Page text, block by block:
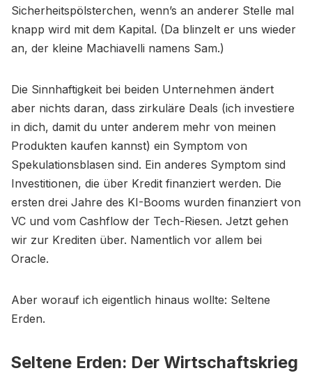
Sicherheitspölsterchen, wenn’s an anderer Stelle mal
knapp wird mit dem Kapital. (Da blinzelt er uns wieder
an, der kleine Machiavelli namens Sam.)
Die Sinnhaftigkeit bei beiden Unternehmen ändert
aber nichts daran, dass zirkuläre Deals (ich investiere
in dich, damit du unter anderem mehr von meinen
Produkten kaufen kannst) ein Symptom von
Spekulationsblasen sind. Ein anderes Symptom sind
Investitionen, die über Kredit finanziert werden. Die
ersten drei Jahre des KI-Booms wurden finanziert von
VC und vom Cashflow der Tech-Riesen. Jetzt gehen
wir zur Krediten über. Namentlich vor allem bei
Oracle.
Aber worauf ich eigentlich hinaus wollte: Seltene
Erden.
Seltene Erden: Der Wirtschaftskrieg